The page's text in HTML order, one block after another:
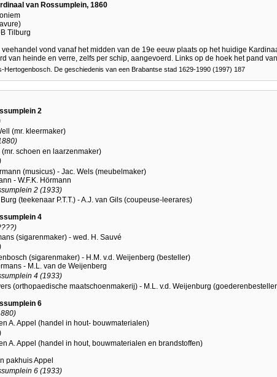
van Rossumplein, 1860
Tilburg
veehandel vond vanaf het midden van de 19e eeuw plaats op het huidige
van heinde en verre, zelfs per schip, aangevoerd. Links op de hoek het pand
Hertogenbosch. De geschiedenis van een Brabantse stad 1629-1990 (1997) 187
2
(mr. kleermaker)
(mr. schoen en laarzenmaker)
(musicus) - Jac. Wels (meubelmaker)
- W.F.K. Hörmann
2 (1933)
Burg (teekenaar P.T.T.) - A.J. van Gils (coupeuse-leerares)
4
(sigarenmaker) - wed. H. Sauvé
(sigarenmaker) - H.M. v.d. Weijenberg (besteller)
- M.L. van de Weijenberg
4 (1933)
(orthopaedische maatschoenmakerij) - M.L. v.d. Weijenburg
6
A. Appel (handel in hout- bouwmaterialen)
A. Appel (handel in hout, bouwmaterialen en brandstoffen)
pakhuis Appel
6 (1933)